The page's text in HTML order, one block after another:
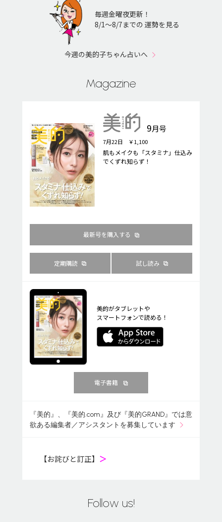
毎週金曜夜更新！
8/1〜8/7までの 運勢を見る
今週の美的子ちゃん占いへ
Magazine
9月号
7月22日 ￥1,100
肌もメイクも「スタミナ」仕込み
でくずれ知らず！
最新号を購入する
定期購読 試し読み
美的がタブレットや
スマートフォンで読める！
電子書籍
『美的』、『美的.com』及び『美的GRAND』では意
欲ある編集者／アシスタントを募集しています
【お詫びと訂正】 ＞
Follow us!